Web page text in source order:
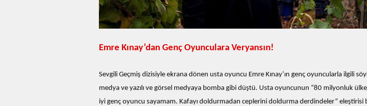
Emre Kınay’dan Genç Oyunculara Veryansın!
Sevgili Geçmiş dizisiyle ekrana dönen usta oyuncu Emre Kınay’ın genç oyuncularla ilgili
medya ve yazılı ve görsel medyaya bomba gibi düştü. Usta oyuncunun “80 milyonluk
iyi genç oyuncu sayamam. Kafayı doldurmadan ceplerini doldurma derdindeler” eleştirisi